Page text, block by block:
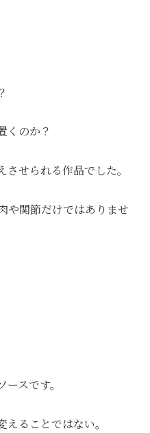
くのか？
せられる作品でした。
や関節だけではありませ
スです。
ることではない。